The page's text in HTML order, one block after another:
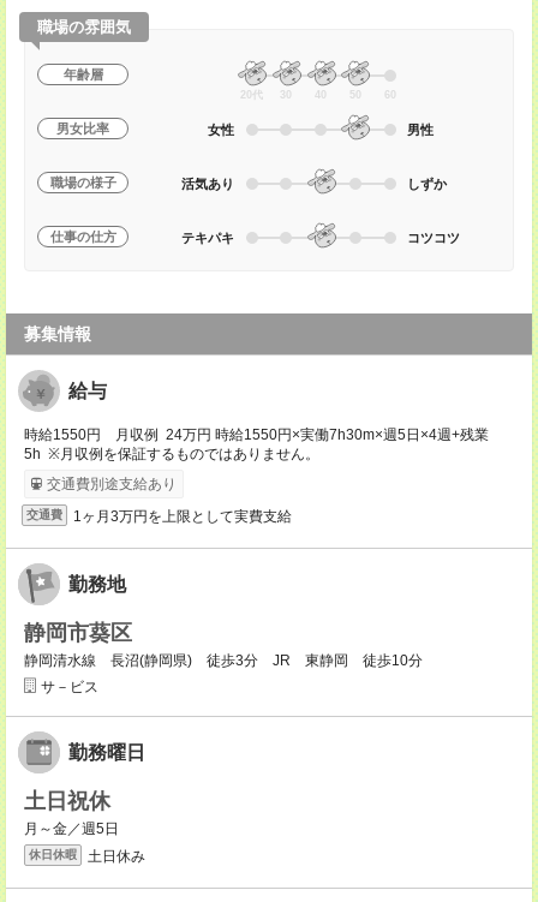
職場の雰囲気
年齢層
20代 30 40 50 60
男女比率 女性 男性
職場の様子 活気あり しずか
仕事の仕方 テキパキ コツコツ
募集情報
給与
時給1550円 月収例 24万円 時給1550円×実働7h30m×週5日×4週+残業
5h ※月収例を保証するものではありません。
交通費別途支給あり
交通費 1ヶ月3万円を上限として実費支給
勤務地
静岡市葵区
静岡清水線 長沼(静岡県) 徒歩3分 JR 東静岡 徒歩10分
サ－ビス
勤務曜日
土日祝休
月～金／週5日
休日休暇 土日休み